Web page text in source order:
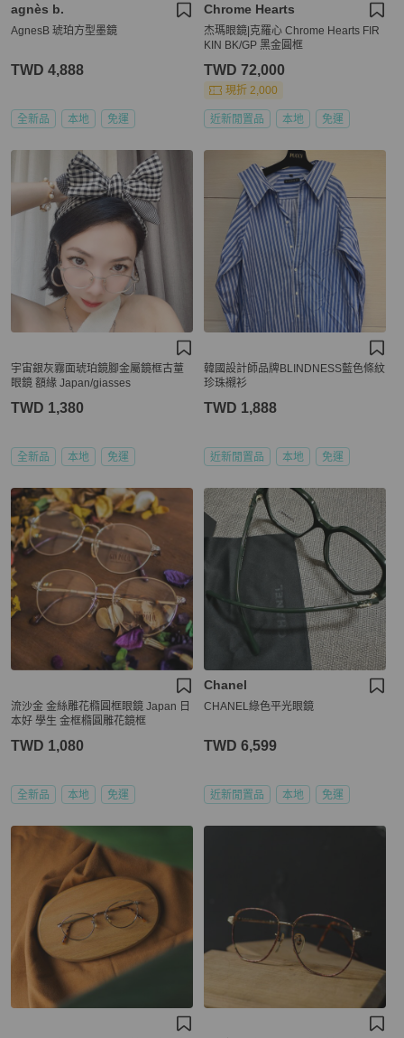
agnès b.
AgnesB 琥珀方型墨鏡
TWD 4,888
全新品 本地 免運
Chrome Hearts
杰瑪眼鏡|克羅心 Chrome Hearts FIR
KIN BK/GP 黑金圓框
TWD 72,000
現折 2,000
近新閒置品 本地 免運
宇宙銀灰霧面琥珀鏡腳金屬鏡框古蕫
眼鏡 額緣 Japan/giasses
TWD 1,380
全新品 本地 免運
韓國設計師品牌BLINDNESS藍色條紋
珍珠襯衫
TWD 1,888
近新閒置品 本地 免運
流沙金 金絲雕花橢圓框眼鏡 Japan 日
本好 學生 金框橢圓雕花鏡框
TWD 1,080
全新品 本地 免運
Chanel
CHANEL綠色平光眼鏡
TWD 6,599
近新閒置品 本地 免運